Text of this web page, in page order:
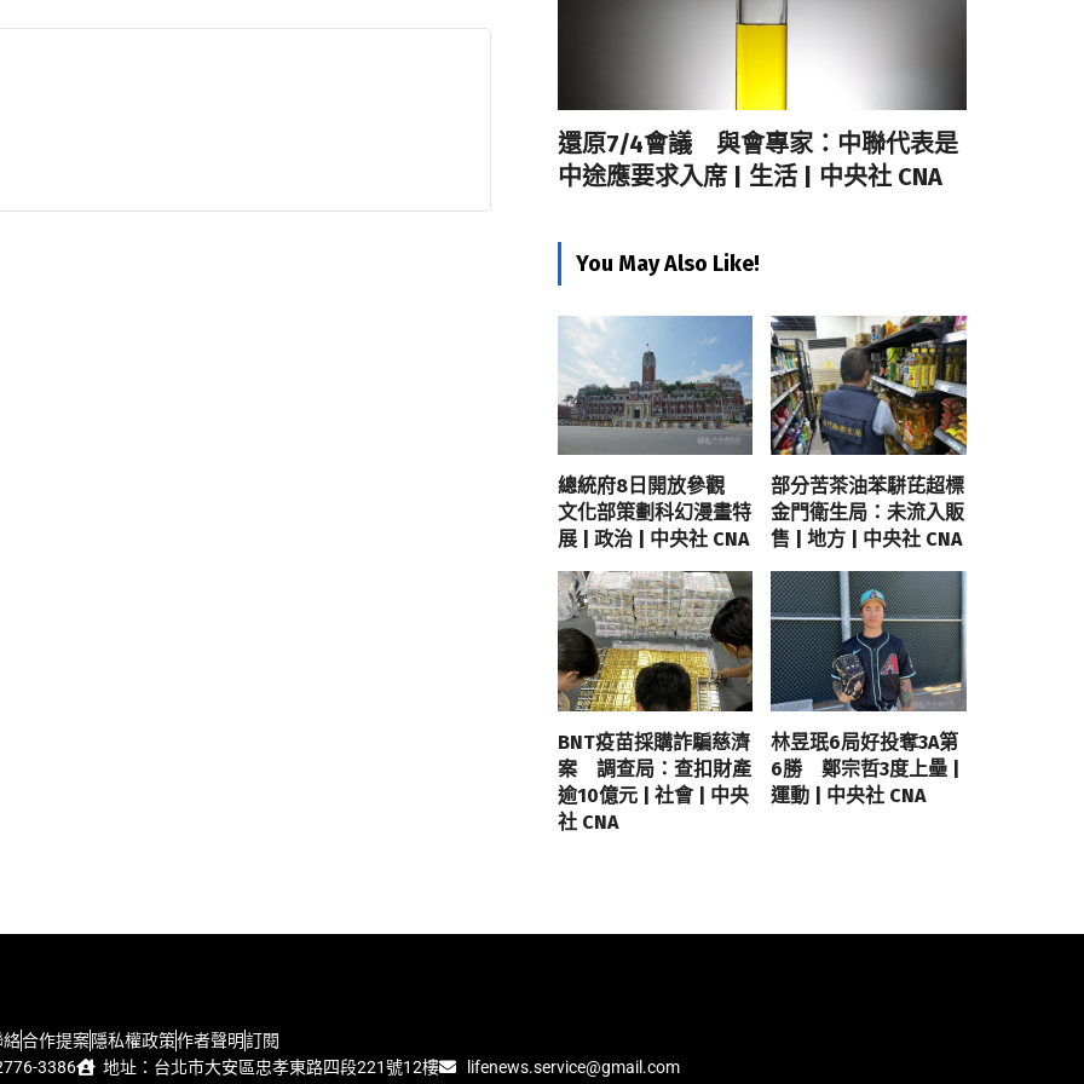
還原7/4會議 與會專家：中聯代表是
中途應要求入席 | 生活 | 中央社 CNA
You May Also Like!
總統府8日開放參觀
文化部策劃科幻漫畫特
展 | 政治 | 中央社 CNA
部分苦茶油苯駢芘超標
金門衛生局：未流入販
售 | 地方 | 中央社 CNA
BNT疫苗採購詐騙慈濟
案 調查局：查扣財產
逾10億元 | 社會 | 中央
社 CNA
林昱珉6局好投奪3A第
6勝 鄭宗哲3度上壘 |
運動 | 中央社 CNA
絡合作提案隱私權政策作者聲明訂閱
3386
地址：台北市大安區忠孝東路四段221號12樓 lifenews.service@gmail.com